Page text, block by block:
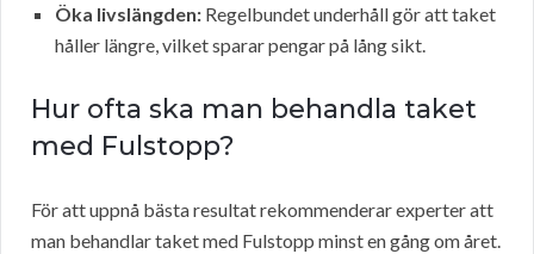
Öka livslängden: Regelbundet underhåll gör att taket
håller längre, vilket sparar pengar på lång sikt.
Hur ofta ska man behandla taket
med Fulstopp?
För att uppnå bästa resultat rekommenderar experter att
man behandlar taket med Fulstopp minst en gång om året.